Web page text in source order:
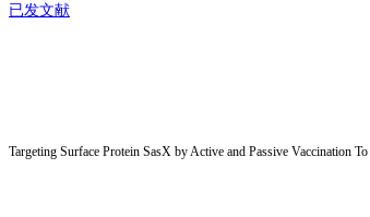
已发文献
Targeting Surface Protein SasX by Active and Passive Vaccination To